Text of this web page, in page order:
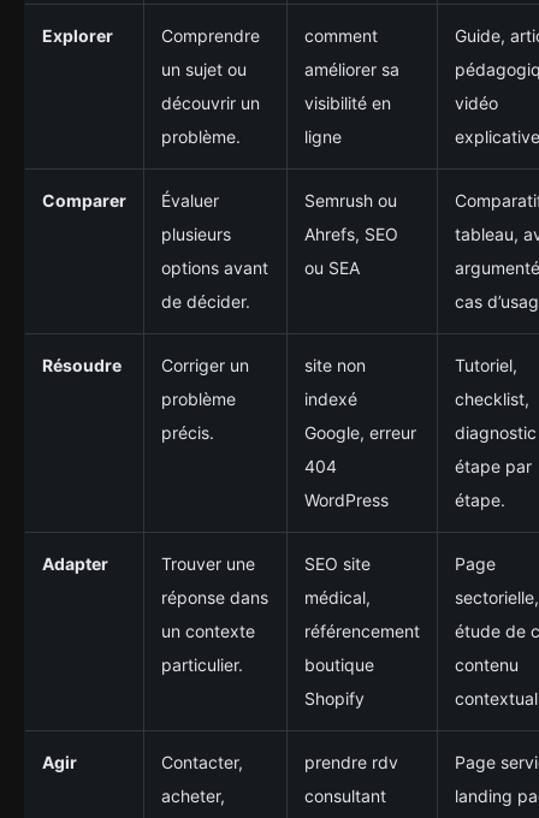
Explorer
Comprendre
un sujet ou
découvrir un
problème.
comment
améliorer sa
visibilité en
ligne
Guide,
vidéo
Comparer
Évaluer
plusieurs
options avant
de décider.
Semrush ou
Ahrefs, SEO
ou SEA
tableau,
cas
Résoudre
Corriger un
problème
précis.
site non
indexé
Google, erreur
404
WordPress
Tutoriel,
checklist,
diagnostic
étape par
étape.
Adapter
Trouver une
réponse dans
un contexte
particulier.
SEO site
médical,
référencement
boutique
Shopify
Page
sectorielle,
étude de
contenu
Agir
Contacter,
acheter,
prendre rdv
consultant
Page
landing